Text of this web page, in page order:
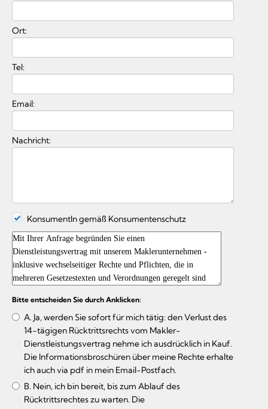
Ort:
Tel:
Email:
Nachricht:
KonsumentIn gemäß Konsumentenschutz
Bitte entscheiden Sie durch Anklicken:
A. Ja, werden Sie sofort für mich tätig: den Verlust des
14-tägigen Rücktrittsrechts vom Makler-
Dienstleistungsvertrag nehme ich ausdrücklich in Kauf.
Die Informationsbroschüren über meine Rechte erhalte
ich auch via pdf in mein Email-Postfach.
B. Nein, ich bin bereit, bis zum Ablauf des
Rücktrittsrechtes zu warten. Die